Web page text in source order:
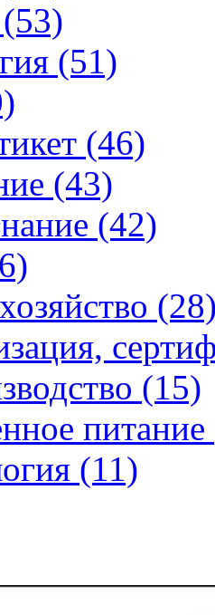
(51)
(46)
(43)
(42)
(15)
(11)